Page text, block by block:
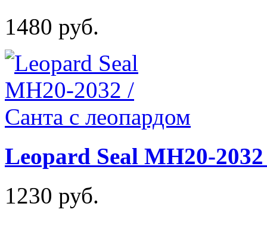
1480 руб.
Leopard Seal MH20-
1230 руб.